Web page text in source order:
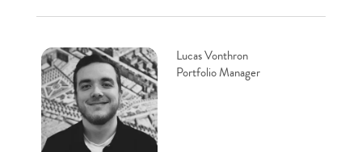
Lucas Vonthron
Portfolio Manager